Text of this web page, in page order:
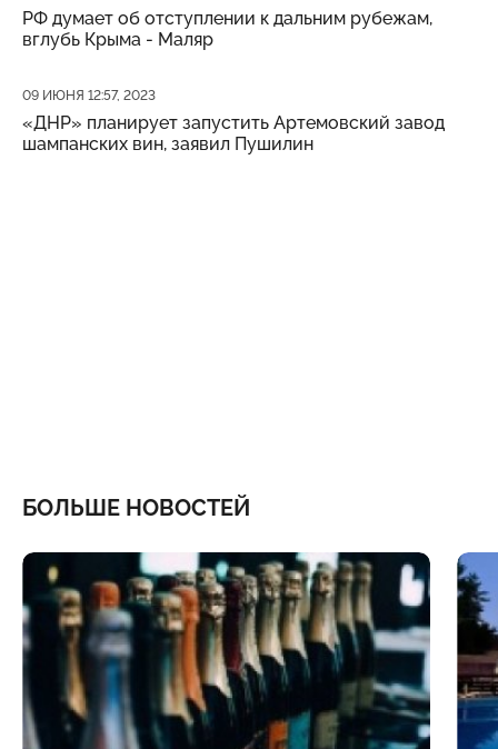
РФ думает об отступлении к дальним рубежам,
вглубь Крыма - Маляр
Дата публикации
09 ИЮНЯ 12:57, 2023
«ДНР» планирует запустить Артемовский завод
шампанских вин, заявил Пушилин
БОЛЬШЕ НОВОСТЕЙ